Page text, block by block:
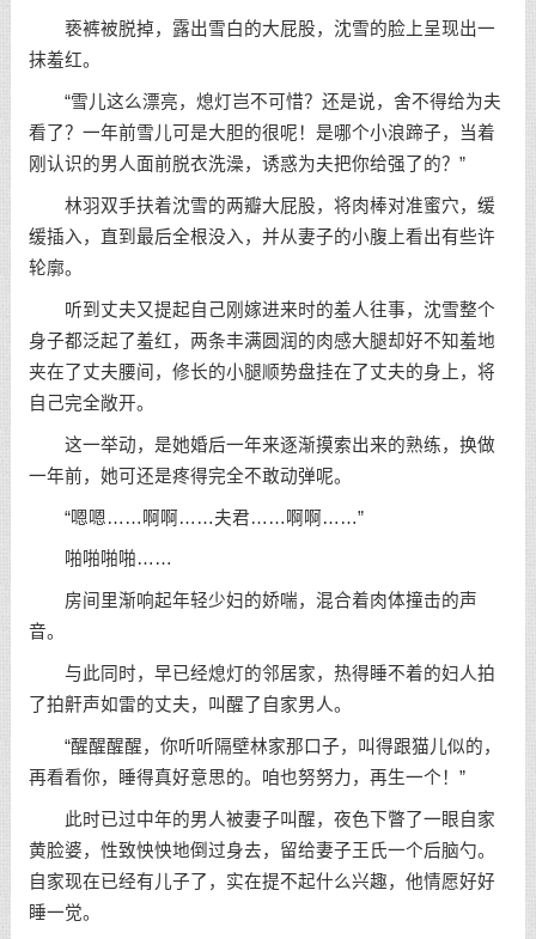
亵裤被脱掉，露出雪白的大屁股，沈雪的脸上呈现出一
抹羞红。
“雪儿这么漂亮，熄灯岂不可惜？还是说，舍不得给为夫
看了？一年前雪儿可是大胆的很呢！是哪个小浪蹄子，当着
刚认识的男人面前脱衣洗澡，诱惑为夫把你给强了的？”
林羽双手扶着沈雪的两瓣大屁股，将肉棒对准蜜穴，缓
缓插入，直到最后全根没入，并从妻子的小腹上看出有些许
轮廓。
听到丈夫又提起自己刚嫁进来时的羞人往事，沈雪整个
身子都泛起了羞红，两条丰满圆润的肉感大腿却好不知羞地
夹在了丈夫腰间，修长的小腿顺势盘挂在了丈夫的身上，将
自己完全敞开。
这一举动，是她婚后一年来逐渐摸索出来的熟练，换做
一年前，她可还是疼得完全不敢动弹呢。
“嗯嗯……啊啊……夫君……啊啊……”
啪啪啪啪……
房间里渐响起年轻少妇的娇喘，混合着肉体撞击的声
音。
与此同时，早已经熄灯的邻居家，热得睡不着的妇人拍
了拍鼾声如雷的丈夫，叫醒了自家男人。
“醒醒醒醒，你听听隔壁林家那口子，叫得跟猫儿似的，
再看看你，睡得真好意思的。咱也努努力，再生一个！”
此时已过中年的男人被妻子叫醒，夜色下瞥了一眼自家
黄脸婆，性致怏怏地倒过身去，留给妻子王氏一个后脑勺。
自家现在已经有儿子了，实在提不起什么兴趣，他情愿好好
睡一觉。